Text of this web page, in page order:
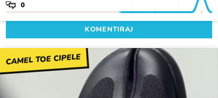
0
KOMENTIRAJ
CAMEL TOE CIPELE